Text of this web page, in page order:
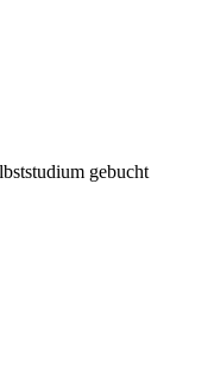
gebucht